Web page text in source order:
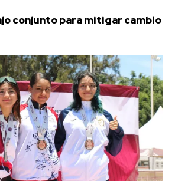
conjunto para mitigar cambio